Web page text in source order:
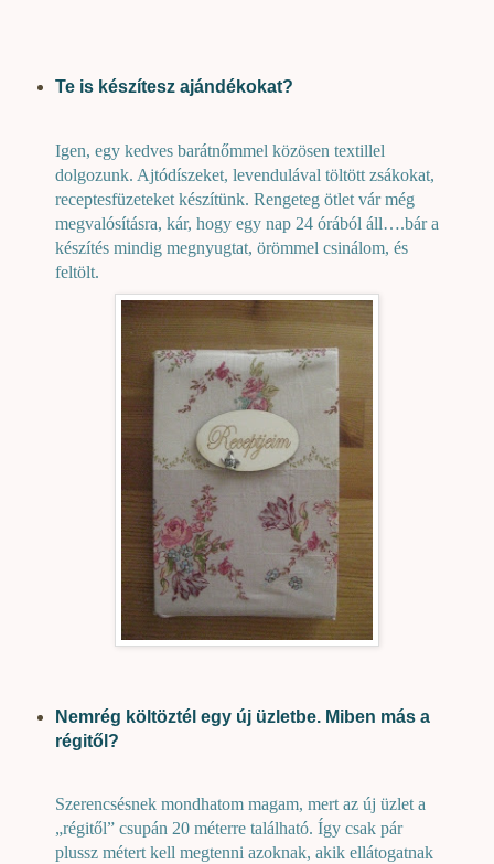
Te is készítesz ajándékokat?
Igen, egy kedves barátnőmmel közösen textillel
dolgozunk. Ajtódíszeket, levendulával töltött zsákokat,
receptesfüzeteket készítünk. Rengeteg ötlet vár még
megvalósításra, kár, hogy egy nap 24 órából áll….bár a
készítés mindig megnyugtat, örömmel csinálom, és
feltölt.
Nemrég költöztél egy új üzletbe. Miben más a
régitől?
Szerencsésnek mondhatom magam, mert az új üzlet a
„régitől” csupán 20 méterre található. Így csak pár
plussz métert kell megtenni azoknak, akik ellátogatnak